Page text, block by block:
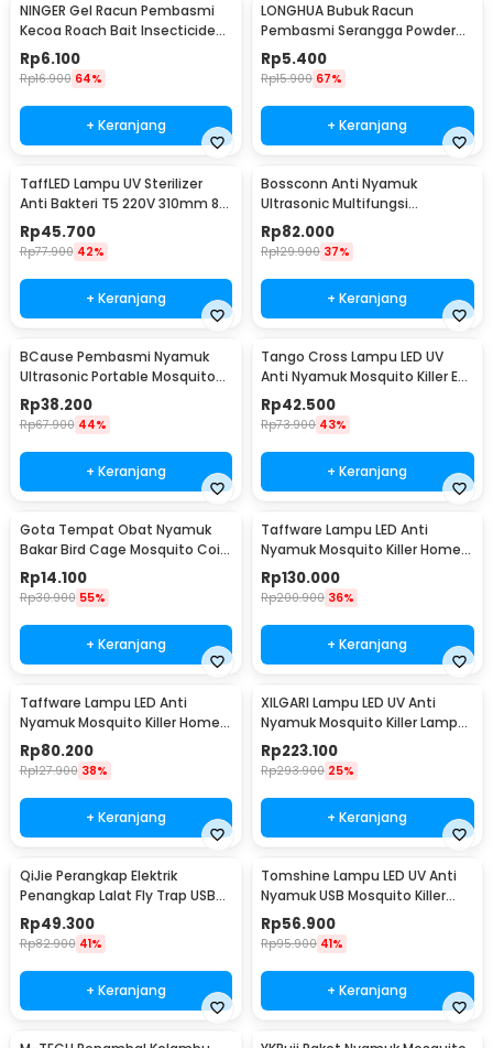
NINGER Gel Racun Pembasmi
Kecoa Roach Bait Insecticide
Control 10g - JYZ12
Rp6.100
Rp16.900 64%
+ Keranjang
LONGHUA Bubuk Racun
Pembasmi Serangga Powder
Insektisida 25gr - IP25
Rp5.400
Rp15.900 67%
+ Keranjang
TaffLED Lampu UV Sterilizer
Anti Bakteri T5 220V 310mm 8W
- SP-T5-UV
Rp45.700
Rp77.900 42%
+ Keranjang
Bossconn Anti Nyamuk
Ultrasonic Multifungsi
Mosquito Repeller - HOE0067
Rp82.000
Rp129.900 37%
+ Keranjang
BCause Pembasmi Nyamuk
Ultrasonic Portable Mosquito
Repeller - 777
Rp38.200
Rp67.900 44%
+ Keranjang
Tango Cross Lampu LED UV
Anti Nyamuk Mosquito Killer EU
Plug 2W - A-88
Rp42.500
Rp73.900 43%
+ Keranjang
Gota Tempat Obat Nyamuk
Bakar Bird Cage Mosquito Coil
Holder Fireproof - TK01
Rp14.100
Rp30.900 55%
+ Keranjang
Taffware Lampu LED Anti
Nyamuk Mosquito Killer Home
Usage 220V 6W - TF-550
Rp130.000
Rp200.900 36%
+ Keranjang
Taffware Lampu LED Anti
Nyamuk Mosquito Killer Home
Usage 220V 4W - TF-510
Rp80.200
Rp127.900 38%
+ Keranjang
XILGARI Lampu LED UV Anti
Nyamuk Mosquito Killer Lamp
USB 5V 1A - 375
Rp223.100
Rp293.900 25%
+ Keranjang
QiJie Perangkap Elektrik
Penangkap Lalat Fly Trap USB
DC5V - XFX026
Rp49.300
Rp82.900 41%
+ Keranjang
Tomshine Lampu LED UV Anti
Nyamuk USB Mosquito Killer
Lamp 1200mAh - YG-003
Rp56.900
Rp95.900 41%
+ Keranjang